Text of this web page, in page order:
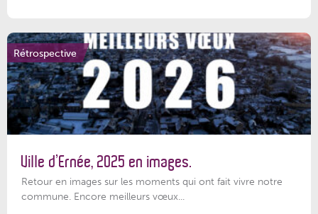
Rétrospective
Ville d’Ernée, 2025 en images.
Retour en images sur les moments qui ont fait vivre notre
commune. Encore meilleurs vœux...